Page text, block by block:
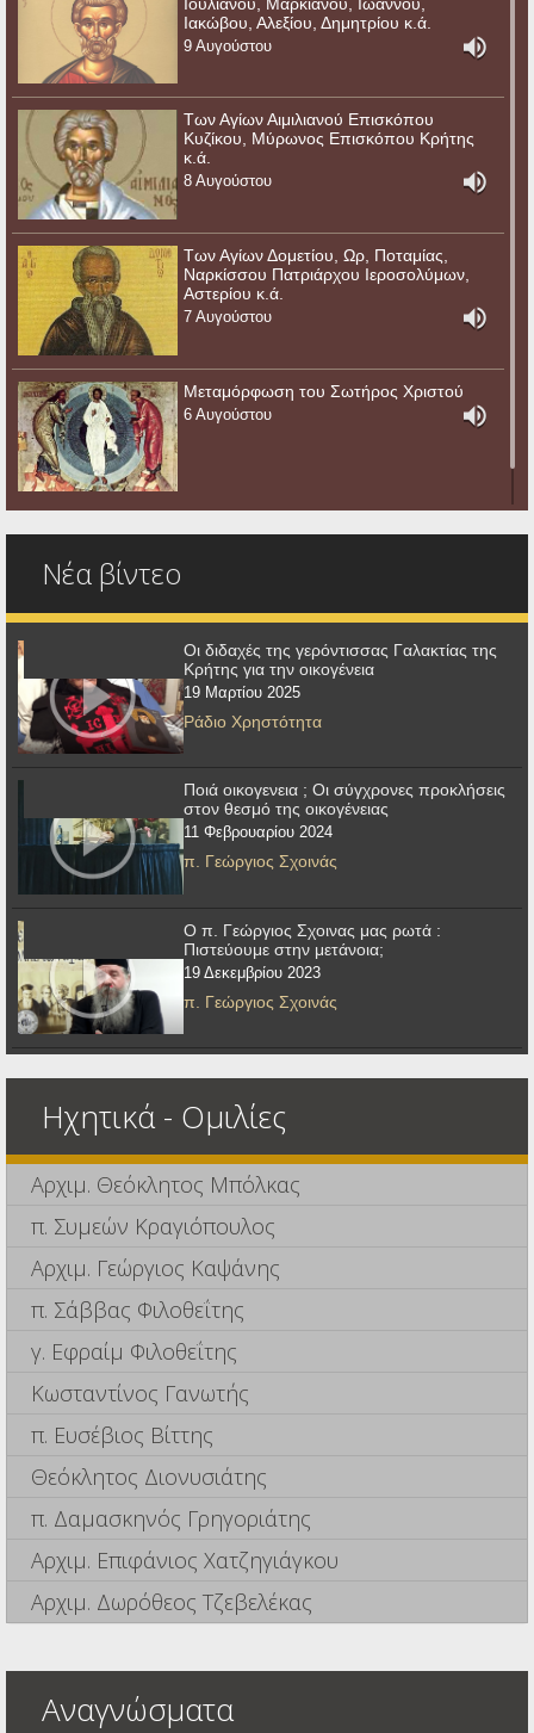
Ιακώβου, Αλεξίου, Δημητρίου κ.ά.
9 Αυγούστου
Των Αγίων Αιμιλιανού Επισκόπου
Κυζίκου, Μύρωνος Επισκόπου Κρήτης
κ.ά.
8 Αυγούστου
Των Αγίων Δομετίου, Ωρ, Ποταμίας,
Ναρκίσσου Πατριάρχου Ιεροσολύμων,
Αστερίου κ.ά.
7 Αυγούστου
Μεταμόρφωση του Σωτήρος Χριστού
6 Αυγούστου
Νέα βίντεο
Οι διδαχές της γερόντισσας Γαλακτίας της
Κρήτης για την οικογένεια
19 Μαρτίου 2025
Ράδιο Χρηστότητα
Ποιά οικογενεια ; Οι σύγχρονες προκλήσεις
στον θεσμό της οικογένειας
11 Φεβρουαρίου 2024
π. Γεώργιος Σχοινάς
Ο π. Γεώργιος Σχοινας μας ρωτά :
Πιστεύουμε στην μετάνοια;
19 Δεκεμβρίου 2023
π. Γεώργιος Σχοινάς
Ηχητικά - Ομιλίες
Αρχιμ. Θεόκλητος Μπόλκας
π. Συμεών Κραγιόπουλος
Αρχιμ. Γεώργιος Καψάνης
π. Σάββας Φιλοθεΐτης
γ. Εφραίμ Φιλοθεΐτης
Κωσταντίνος Γανωτής
π. Ευσέβιος Βίττης
Θεόκλητος Διονυσιάτης
π. Δαμασκηνός Γρηγοριάτης
Αρχιμ. Επιφάνιος Χατζηγιάγκου
Αρχιμ. Δωρόθεος Τζεβελέκας
Αναγνώσματα